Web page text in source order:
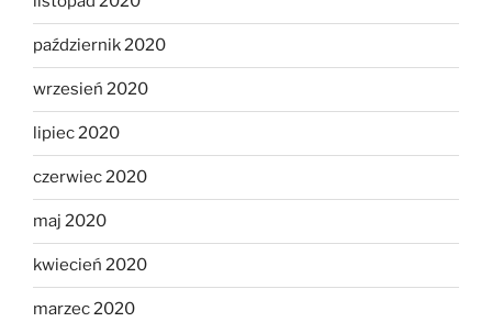
październik 2020
wrzesień 2020
lipiec 2020
czerwiec 2020
maj 2020
kwiecień 2020
marzec 2020